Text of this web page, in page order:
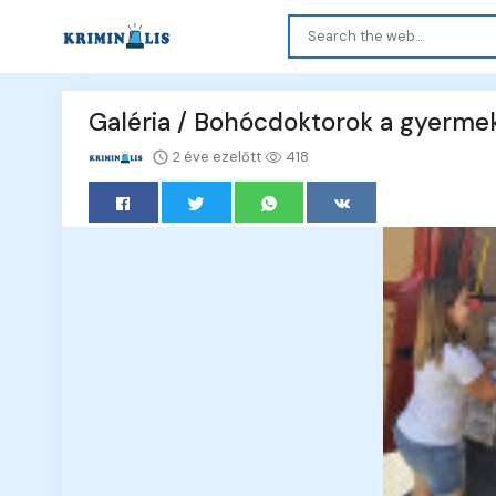
Galéria / Bohócdoktorok a
2 éve ezelőtt 418